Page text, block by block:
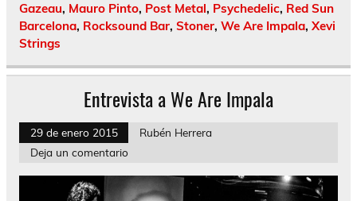
Gazeau, Mauro Pinto, Post Metal, Psychedelic, Red Sun
Barcelona, Rocksound Bar, Stoner, We Are Impala, Xevi
Strings
Entrevista a We Are Impala
29 de enero 2015
Rubén Herrera
Deja un comentario